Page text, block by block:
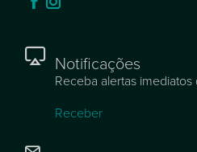
Notificações
Receba alertas
Receber